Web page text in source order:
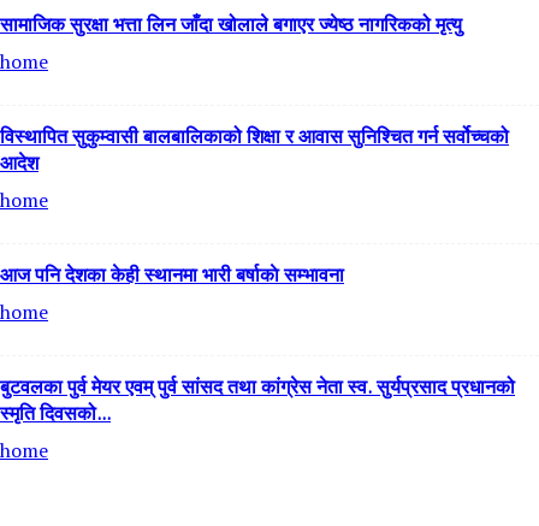
सामाजिक सुरक्षा भत्ता लिन जाँदा खोलाले बगाएर ज्येष्ठ नागरिकको मृत्यु
home
विस्थापित सुकुम्वासी बालबालिकाको शिक्षा र आवास सुनिश्चित गर्न सर्वोच्चको
आदेश
home
आज पनि देशका केही स्थानमा भारी बर्षाकाे सम्भावना
home
बुटवलका पुर्व मेयर एवम् पुर्व सांसद तथा कांग्रेस नेता स्व. सुर्यप्रसाद प्रधानको
स्मृति दिवसको...
home